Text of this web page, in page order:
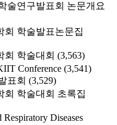
술연구발표회 논문개요
회 학술발표논문집
회 학술대회 (3,563)
Conference (3,541)
표회 (3,529)
회 학술대회 초록집
Respiratory Diseases